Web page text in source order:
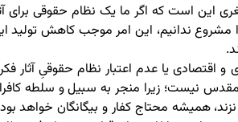
است که اگر ما یک نظام حقوقی برای
مشروع ندانیم، این امر موجب کاهش تولید
یا عدم اعتبار نظام حقوقیِ آثار
نیست؛ زیرا منجر به سبیل و سلطه
همیشه محتاج کفار و بیگانگان خواهد